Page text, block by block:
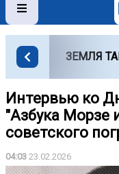
ЗЕМЛЯ
Интервью ко
"Азбука Морзе
советского
04:03 23.02.2026